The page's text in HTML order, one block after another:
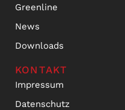
Greenline
News
Downloads
KONTAKT
Impressum
Datenschutz